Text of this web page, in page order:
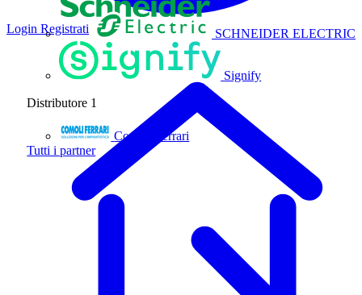
SCHNEIDER ELECTRIC
Signify
Distributore 1
Comoli Ferrari
Tutti i partner
Login Registrati